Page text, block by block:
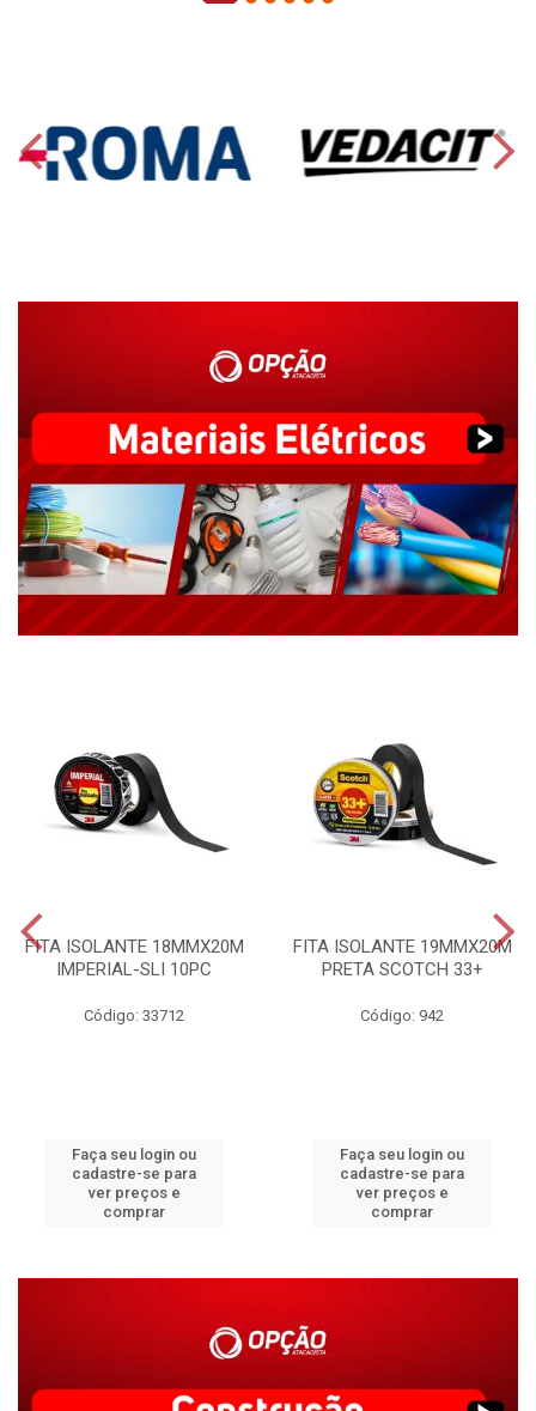
FITA ISOLANTE 18MMX20M
IMPERIAL-SLI 10PC
Código: 33712
Faça seu login ou
cadastre-se para
ver preços e
comprar
FITA ISOLANTE 19MMX20M
PRETA SCOTCH 33+
Código: 942
Faça seu login ou
cadastre-se para
ver preços e
comprar